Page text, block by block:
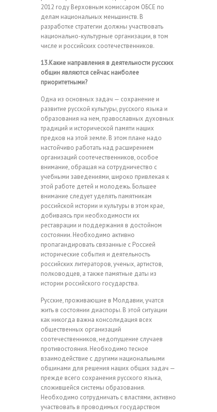
2012 году Верховным комиссаром ОБСЕ по
делам национальных меньшинств. В
разработке стратегии должны участвовать
национально-культурные организации, в том
числе и российских соотечественников.
13.Какие направления в деятельности русских
общин являются сейчас наиболее
приоритетными?
Одна из основных задач — сохранение и
развитие русской культуры, русского языка и
образования на нем, православных духовных
традиций и исторической памяти наших
предков на этой земле. В этом плане надо
настойчиво работать над расширением
организаций соотечественников, особое
внимание, обращая на сотрудничество с
учебными заведениями, широко привлекая к
этой работе детей и молодежь. Большее
внимание следует уделять памятникам
российской истории и культуры в этом крае,
добиваясь при необходимости их
реставрации и поддержания в достойном
состоянии. Необходимо активно
пропагандировать связанные с Россией
исторические события и деятельность
российских литераторов, ученых, артистов,
полководцев, а также памятные даты из
истории российского государства.
Русские, проживающие в Молдавии, учатся
жить в состоянии диаспоры. В этой ситуации
как никогда важна консолидация всех
общественных организаций
соотечественников, недопущение случаев
противостояния. Необходимо тесное
взаимодействие с другими национальными
общинами для решения наших общих задач —
прежде всего сохранения русского языка,
сложившейся системы образования.
Необходимо сотрудничать с властями, активно
участвовать в проводимых государством